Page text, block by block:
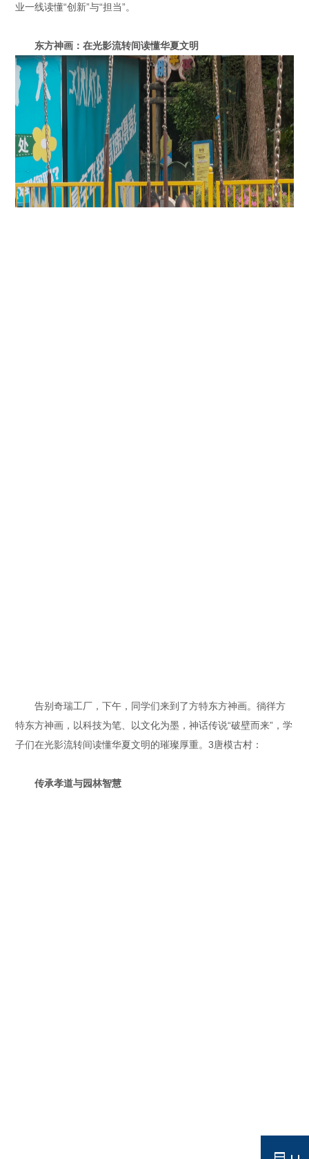
业一线读懂“创新”与“担当”。
东方神画：在光影流转间读懂华夏文明
告别奇瑞工厂，下午，同学们来到了方特东方神画。徜徉方
特东方神画，以科技为笔、以文化为墨，神话传说“破壁而来”，学
子们在光影流转间读懂华夏文明的璀璨厚重。3唐模古村：
传承孝道与园林智慧